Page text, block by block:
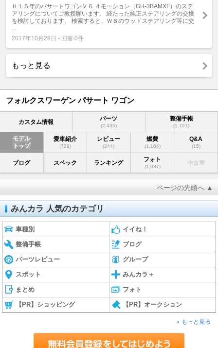
Ｈ１５年のパサートワゴンＶ６ ４モーション（GH-3BAMXF）のステ
アリングについてご教授願います。 経たった純正ステアリングの交換
を検討しております。 検索すると、Ｗ８のウッドステアリング等に交
...
2017年10月28日 - 回答 0件
もっと見る
フォルクスワーゲン パサート ワゴン
カスタム情報 パーツ
(2,435)
整備手帳
(1,791)
モデル
トップ
愛車紹介
(729)
レビュー
(244)
燃費
(1,164)
Q&A
(15)
ブログ スペック ランキング フォト
(1,037)
中古車
ページの先頭へ ▲
みんカラ 人気のカテゴリ
車種別 イイね！
整備手帳 ブログ
パーツレビュー グループ
スポット みんカラ＋
まとめ フォト
【PR】ショッピング 【PR】オークション
もっと見る